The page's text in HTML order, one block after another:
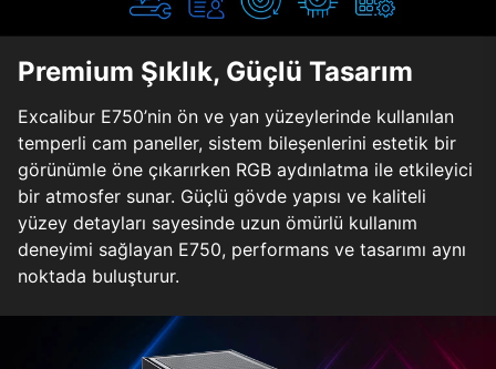
Premium Şıklık, Güçlü Tasarım
Excalibur E750’nin ön ve yan yüzeylerinde kullanılan
temperli cam paneller, sistem bileşenlerini estetik bir
görünümle öne çıkarırken RGB aydınlatma ile etkileyici
bir atmosfer sunar. Güçlü gövde yapısı ve kaliteli
yüzey detayları sayesinde uzun ömürlü kullanım
deneyimi sağlayan E750, performans ve tasarımı aynı
noktada buluşturur.